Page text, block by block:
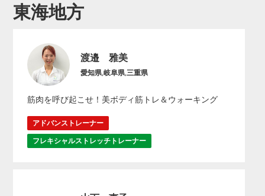
東海地方
渡邉 雅美
愛知県,岐阜県,三重県
筋肉を呼び起こせ！美ボディ筋トレ＆ウォーキング
アドバンストレーナー
フレキシャルストレッチトレーナー